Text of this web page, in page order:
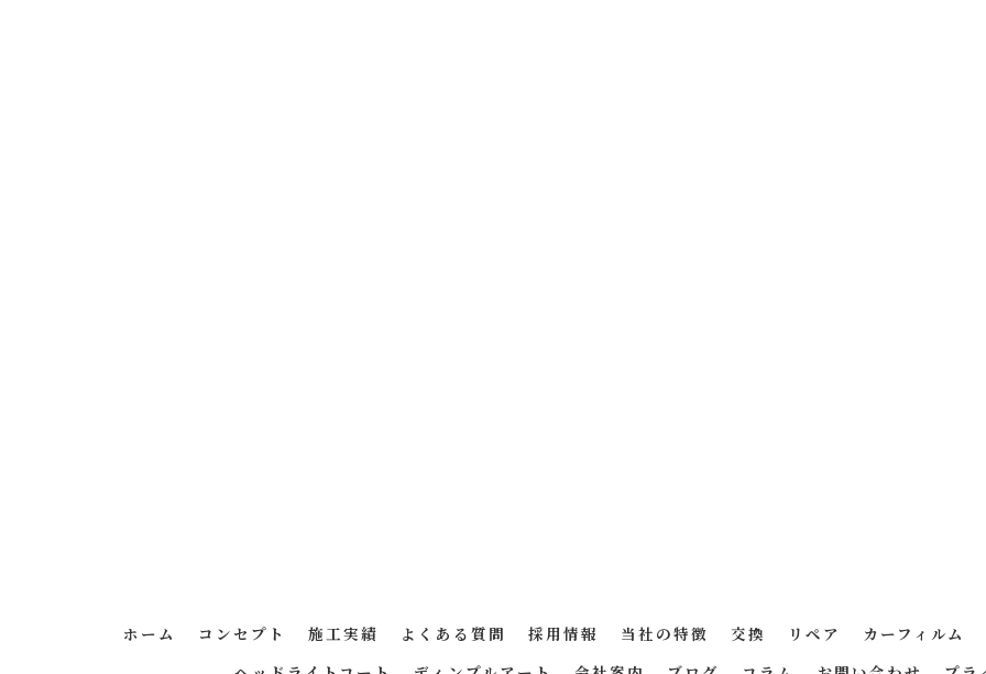
ホーム コンセプト 施工実績 よくある質問 採用情報 当社の特徴 交換 リペア カーフィルム